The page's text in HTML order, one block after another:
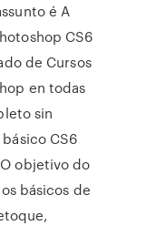
é A
CS6
de Cursos
en todas
sin
CS6
objetivo do
básicos de